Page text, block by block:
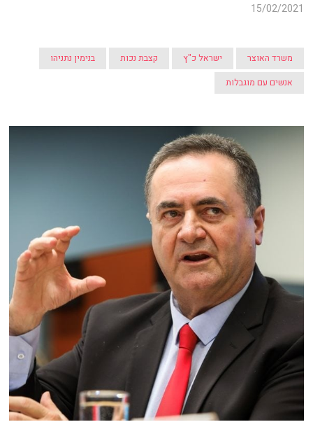
15/02/2021
משרד האוצר ישראל כ"ץ קצבת נכות
בנימין נתניהו
אנשים עם מוגבלות